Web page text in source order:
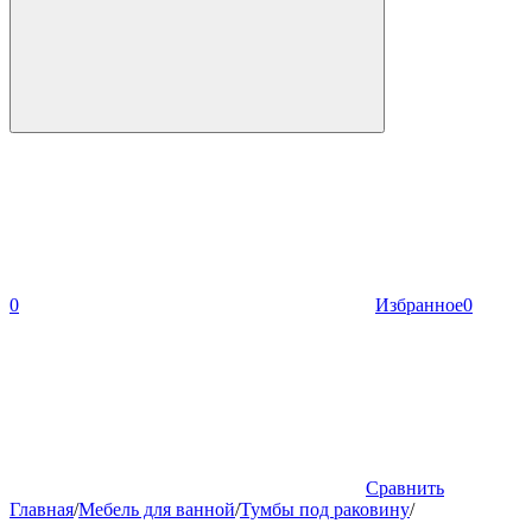
0 Избранное0
Сравнить
Главная/Мебель для ванной/Тумбы под раковину/